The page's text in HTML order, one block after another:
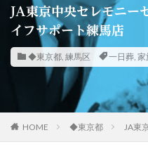
JA東京中央セレモニー
イフサポート練馬店
◆東京都, 練馬区 一日葬, 家
HOME ◆東京都 JA東